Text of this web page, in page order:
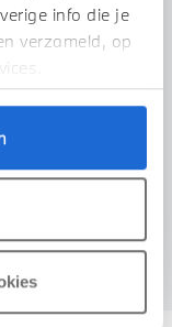
info die je
verzameld, op